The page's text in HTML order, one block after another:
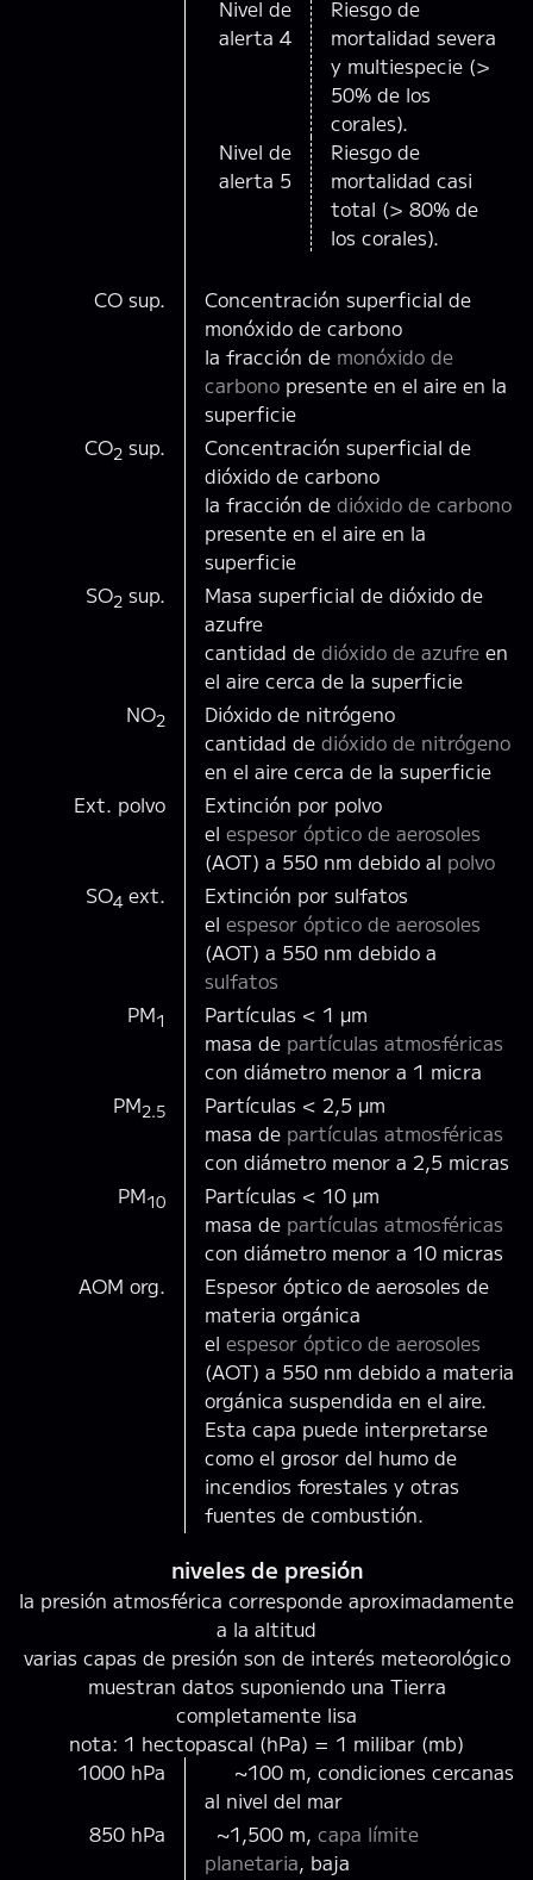
Nivel de
alerta 4
Riesgo de
mortalidad severa
y multiespecie (>
50% de los
corales).
Nivel de
alerta 5
Riesgo de
mortalidad casi
total (> 80% de
los corales).
CO sup.
Concentración superficial de
monóxido de carbono
la fracción de monóxido de
carbonopresente en el aire en la
superficie
CO2sup.
Concentración superficial de
dióxido de carbono
la fracción de dióxido de carbono
presente en el aire en la
superficie
SO2sup.
Masa superficial de dióxido de
azufre
cantidad de dióxido de azufreen
el aire cerca de la superficie
NO2
Dióxido de nitrógeno
cantidad de dióxido de nitrógeno
en el aire cerca de la superficie
Ext. polvo
Extinción por polvo
el espesor óptico de aerosoles
(AOT) a 550 nm debido al polvo
SO4 ext.
Extinción por sulfatos
el espesor óptico de aerosoles
(AOT) a 550 nm debido a
sulfatos
PM1
Partículas < 1 µm
masa de partículas atmosféricas
con diámetro menor a 1 micra
PM2.5
Partículas < 2,5 µm
masa de partículas atmosféricas
con diámetro menor a 2,5 micras
PM10
Partículas < 10 µm
masa de partículas atmosféricas
con diámetro menor a 10 micras
AOM org.
Espesor óptico de aerosoles de
materia orgánica
el espesor óptico de aerosoles
(AOT) a 550 nm debido a materia
orgánica suspendida en el aire.
Esta capa puede interpretarse
como el grosor del humo de
incendios forestales y otras
fuentes de combustión.
niveles de presión
la presión atmosférica corresponde aproximadamente
a la altitud
varias capas de presión son de interés meteorológico
muestran datos suponiendo una Tierra
completamente lisa
nota: 1 hectopascal (hPa) = 1 milibar (mb)
1000 hPa
~100 m, condiciones cercanas
al nivel del mar
850 hPa
~1,500 m, capa límite
planetaria, baja